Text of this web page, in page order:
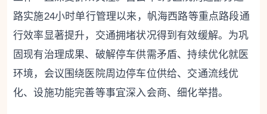
路实施24小时单行管理以来，帆海西路等重点路段通
行效率显著提升，交通拥堵状况得到有效缓解。为巩
固现有治理成果、破解停车供需矛盾、持续优化就医
环境，会议围绕医院周边停车位供给、交通流线优
化、设施功能完善等事宜深入会商、细化举措。